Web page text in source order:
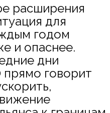
расширения
для
годом
и опаснее.
дни
говорит